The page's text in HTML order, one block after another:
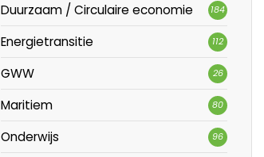
Duurzaam / Circulaire economie 184
Energietransitie 112
GWW 26
Maritiem 80
Onderwijs 96